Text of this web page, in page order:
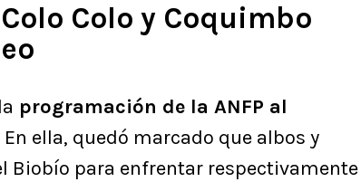
Colo y Coquimbo
programación de la ANFP al
En ella, quedó marcado que albos y
Biobío para enfrentar respectivamente